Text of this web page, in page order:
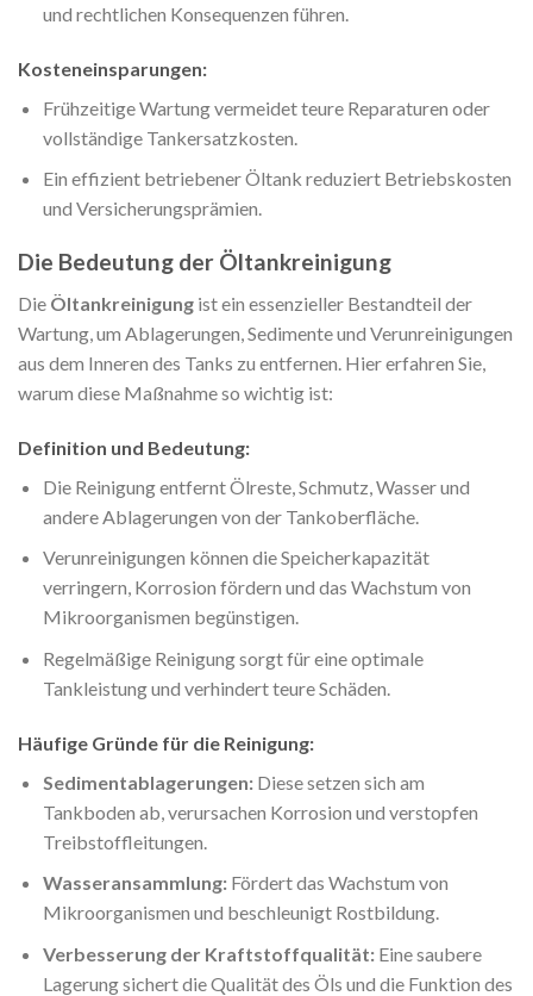
und rechtlichen Konsequenzen führen.
Kosteneinsparungen:
Frühzeitige Wartung vermeidet teure Reparaturen oder
vollständige Tankersatzkosten.
Ein effizient betriebener Öltank reduziert Betriebskosten
und Versicherungsprämien.
Die Bedeutung der Öltankreinigung
Die Öltankreinigung ist ein essenzieller Bestandteil der
Wartung, um Ablagerungen, Sedimente und Verunreinigungen
aus dem Inneren des Tanks zu entfernen. Hier erfahren Sie,
warum diese Maßnahme so wichtig ist:
Definition und Bedeutung:
Die Reinigung entfernt Ölreste, Schmutz, Wasser und
andere Ablagerungen von der Tankoberfläche.
Verunreinigungen können die Speicherkapazität
verringern, Korrosion fördern und das Wachstum von
Mikroorganismen begünstigen.
Regelmäßige Reinigung sorgt für eine optimale
Tankleistung und verhindert teure Schäden.
Häufige Gründe für die Reinigung:
Sedimentablagerungen:Diese setzen sich am
Tankboden ab, verursachen Korrosion und verstopfen
Treibstoffleitungen.
Wasseransammlung:Fördert das Wachstum von
Mikroorganismen und beschleunigt Rostbildung.
Verbesserung der Kraftstoffqualität:Eine saubere
Lagerung sichert die Qualität des Öls und die Funktion des